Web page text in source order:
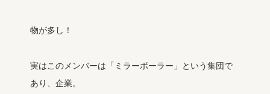
物が多し！
実はこのメンバーは「ミラーボーラー」という集団で
あり、企業。